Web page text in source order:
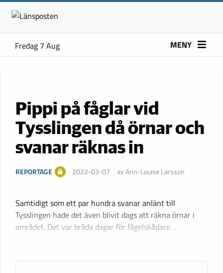
Fredag 7 Aug MENY
Pippi på fåglar vid
Tysslingen då örnar och
svanar räknas in
REPORTAGE 2022-03-07 av Ann-Louise Larsson
Samtidigt som ett par hundra svanar anlänt till
Tysslingen hade det även blivit dags att räkna örnar i
området. Det var bråda dagar för fågelskådare…